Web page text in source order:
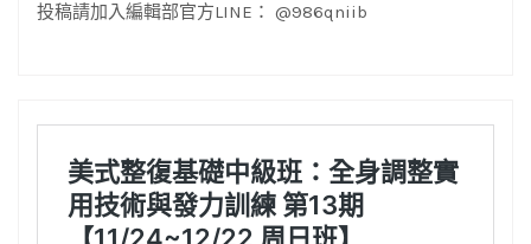
投稿請加入編輯部官方LINE： @986qniib